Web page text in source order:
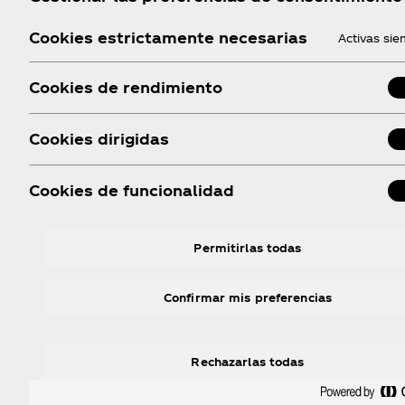
Desde Fundación Coca‑Cola México impulsamos
intercambio de ideas que fortalezcan las
Establecemos alianzas con instituciones
internacionales para generar conocimiento,
Cookies estrictamente necesarias Activas
Cookies de rendimiento
Cookies dirigidas
Cookies de funcionalidad
Permitirlas todas
Rechazarlas todas
Confirmar mis preferencias